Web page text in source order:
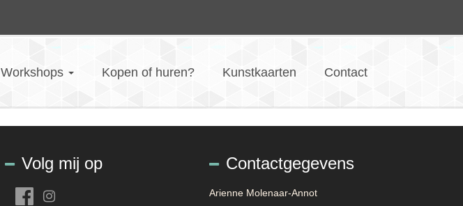
Workshops Kopen of huren? Kunstkaarten Contact
Volg mij op Contactgegevens
Arienne Molenaar-Annot